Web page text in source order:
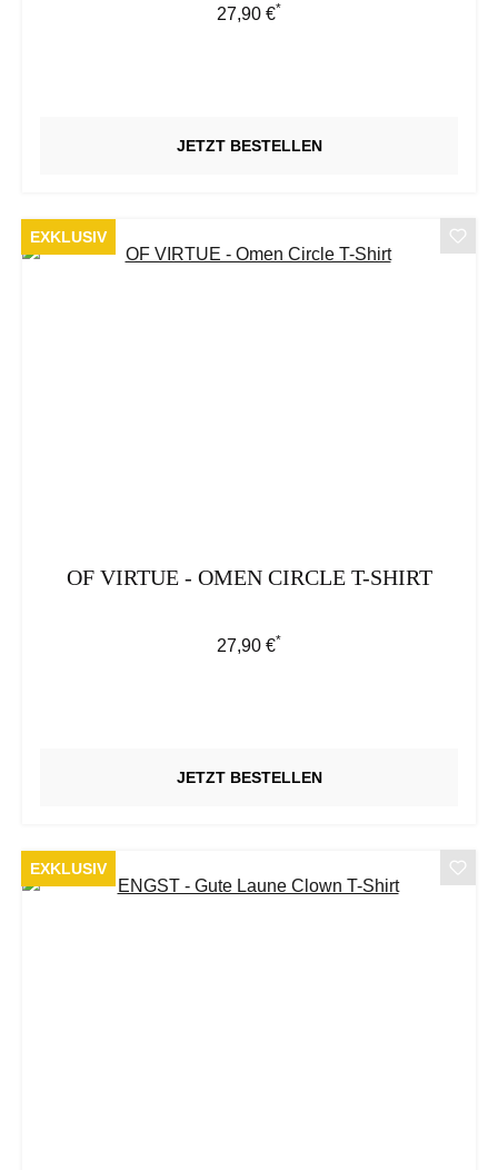
Regulärer Preis:
27,90 €*
JETZT BESTELLEN
EXKLUSIV
OF VIRTUE - OMEN CIRCLE T-SHIRT
Regulärer Preis:
27,90 €*
JETZT BESTELLEN
EXKLUSIV